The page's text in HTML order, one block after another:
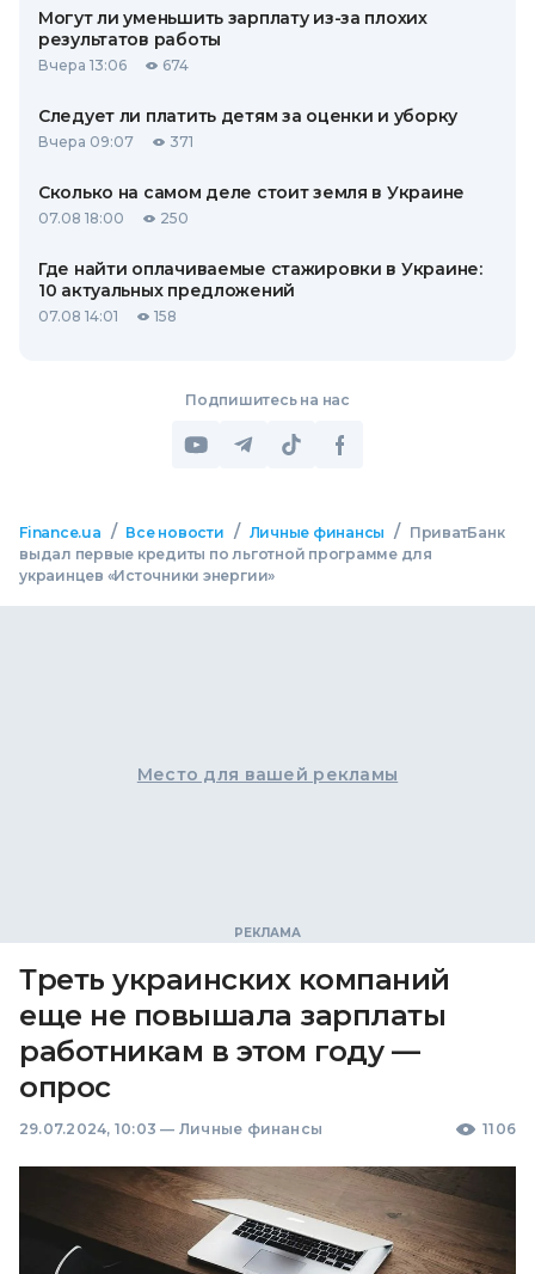
Могут ли уменьшить зарплату из-за плохих
результатов работы
Вчера 13:06 674
Следует ли платить детям за оценки и уборку
Вчера 09:07 371
Сколько на самом деле стоит земля в Украине
07.08 18:00 250
Где найти оплачиваемые стажировки в Украине:
10 актуальных предложений
07.08 14:01 158
Подпишитесь на нас
Finance.ua / Все новости / Личные финансы /
ПриватБанк
выдал первые кредиты по льготной программе для
украинцев «Источники энергии»
Место для вашей рекламы
Треть украинских компаний
еще не повышала зарплаты
работникам в этом году —
опрос
29.07.2024, 10:03 — Личные финансы 1106